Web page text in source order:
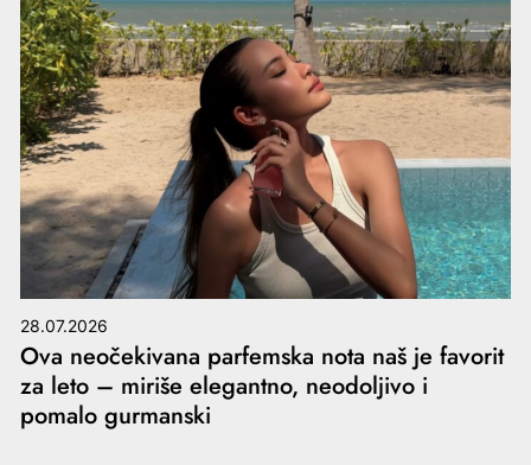
28.07.2026
Ova neočekivana parfemska nota naš je favorit
za leto – miriše elegantno, neodoljivo i
pomalo gurmanski